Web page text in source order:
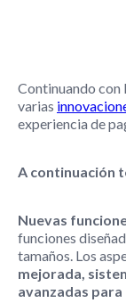
Continuando con
varias
experiencia de
A continuación
Nuevas
funciones
tamaños. Los
mejorada,
avanzadas